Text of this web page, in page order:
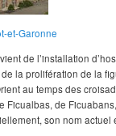
et-Garonne
de l’installation
la prolifération de la
au temps des
Ficualbas, de
son nom actuel